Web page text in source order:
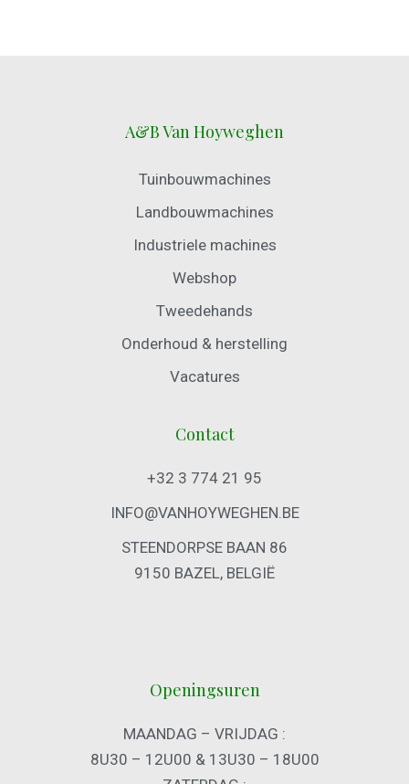
A&B Van Hoyweghen
Tuinbouwmachines
Landbouwmachines
Industriele machines
Webshop
Tweedehands
Onderhoud & herstelling
Vacatures
Contact
+32 3 774 21 95
INFO@VANHOYWEGHEN.BE
STEENDORPSE BAAN 86
9150 BAZEL, BELGIË
Openingsuren
MAANDAG – VRIJDAG :
8U30 – 12U00 & 13U30 – 18U00